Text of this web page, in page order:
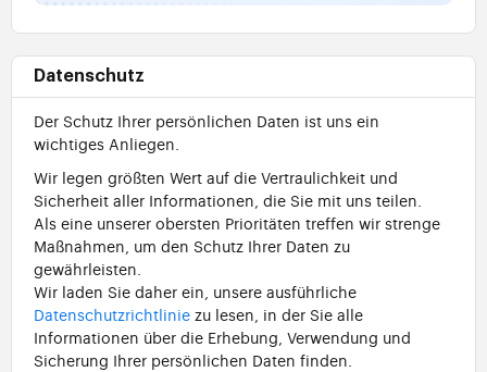
Datenschutz
Der Schutz Ihrer persönlichen Daten ist uns ein
wichtiges Anliegen.
Wir legen größten Wert auf die Vertraulichkeit und
Sicherheit aller Informationen, die Sie mit uns teilen.
Als eine unserer obersten Prioritäten treffen wir strenge
Maßnahmen, um den Schutz Ihrer Daten zu
gewährleisten.
Wir laden Sie daher ein, unsere ausführliche
Datenschutzrichtlinie zu lesen, in der Sie alle
Informationen über die Erhebung, Verwendung und
Sicherung Ihrer persönlichen Daten finden.